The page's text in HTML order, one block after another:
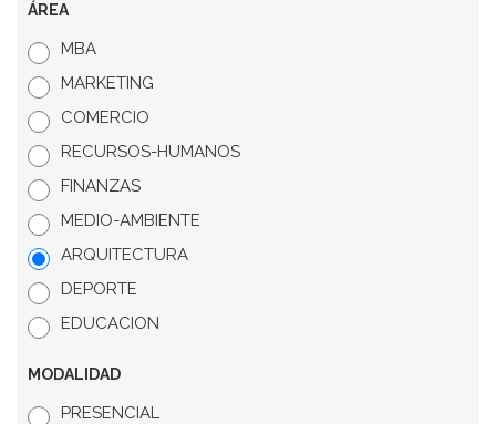
ÁREA
MBA
MARKETING
COMERCIO
RECURSOS-HUMANOS
FINANZAS
MEDIO-AMBIENTE
ARQUITECTURA
DEPORTE
EDUCACION
MODALIDAD
PRESENCIAL